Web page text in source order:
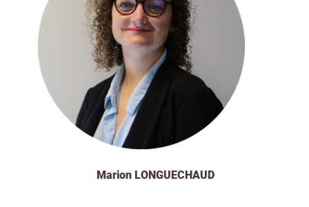
Marion LONGUECHAUD